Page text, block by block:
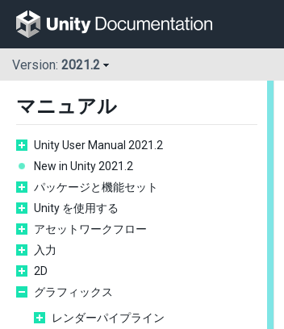
Version: 2021.2
マニュアル
Unity User Manual 2021.2
New in Unity 2021.2
パッケージと機能セット
Unity を使用する
アセットワークフロー
入力
2D
グラフィックス
レンダーパイプライン